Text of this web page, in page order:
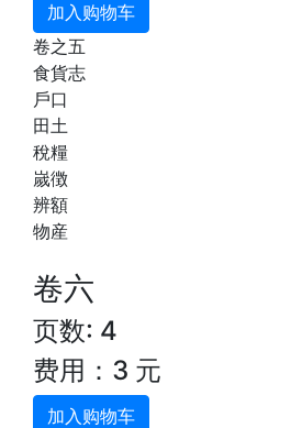
加入购物车
卷之五
食貨志
戶口
田土
稅糧
嵗徴
辨額
物産
卷六
页数: 4
费用：3 元
加入购物车